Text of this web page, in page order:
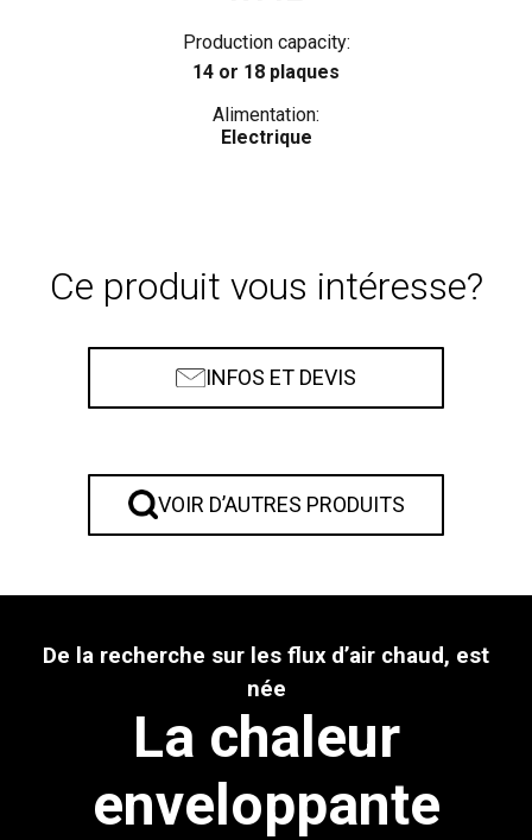
Production capacity:
14 or 18 plaques
Alimentation:
Electrique
Ce produit vous intéresse?
INFOS ET DEVIS
VOIR D’AUTRES PRODUITS
De la recherche sur les flux d’air chaud, est
née
La chaleur
enveloppante